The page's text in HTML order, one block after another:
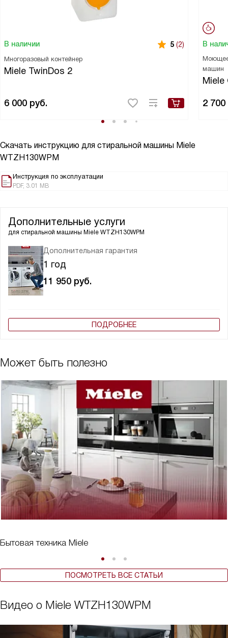
В наличии 5 (2)
Многоразовый контейнер
Miele TwinDos 2
6 000 руб.
В
Моющее
машин
Miele
2 700
Скачать инструкцию для стиральной машины Miele
WTZH130WPM
Инструкция по эксплуатации
PDF, 3.01 MB
Дополнительные услуги
для стиральной машины Miele WTZH130WPM
Дополнительная гарантия
1 год
11 950 руб.
ПОДРОБНЕЕ
Может быть полезно
Бытовая техника Miele
ПОСМОТРЕТЬ ВСЕ СТАТЬИ
Видео о Miele WTZH130WPM